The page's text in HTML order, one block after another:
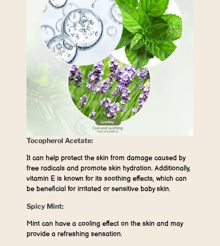
Tocopherol Acetate:
It can help protect the skin from damage caused by
free radicals and promote skin hydration. Additionally,
vitamin E is known for its soothing effects, which can
be beneficial for irritated or sensitive baby skin.
Spicy Mint:
Mint can have a cooling effect on the skin and may
provide a refreshing sensation.